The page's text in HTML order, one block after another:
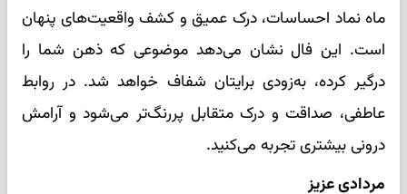
ماه نماد احساسات، درک عمیق و کشف واقعیت‌های پنهان
است. این فال نشان می‌دهد موضوعی که ذهن شما را
درگیر کرده، به‌زودی برایتان شفاف خواهد شد. در روابط
عاطفی، صداقت و درک متقابل پررنگ‌تر می‌شود و آرامش
درونی بیشتری تجربه می‌کنید.
مردادی عزیز